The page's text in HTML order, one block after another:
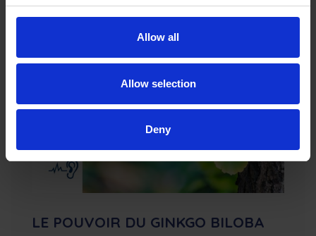
Allow all
Allow selection
Deny
LE POUVOIR DU GINKGO BILOBA